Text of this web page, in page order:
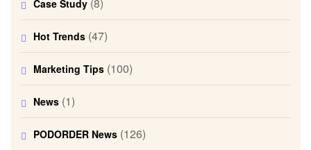
Case Study
Hot Trends (47)
Marketing Tips (100)
News (1)
PODORDER News (126)